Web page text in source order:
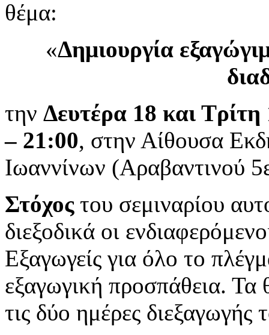
θέμα:
«Δημιουργία
την Δευτέρα 18 και Τρίτη
– 21:00, στην Αίθουσα
Ιωαννίνων (Αραβαντινού
Στόχοςτου σεμιναρίου
διεξοδικά οι
Εξαγωγείς για όλο το
εξαγωγική προσπάθεια.
τις δύο ημέρες διεξαγωγής